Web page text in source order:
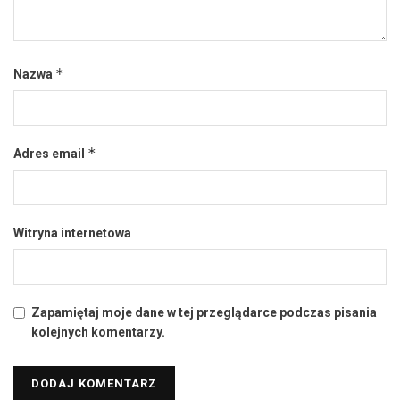
Nazwa *
Adres email *
Witryna internetowa
Zapamiętaj moje dane w tej przeglądarce podczas pisania
kolejnych komentarzy.